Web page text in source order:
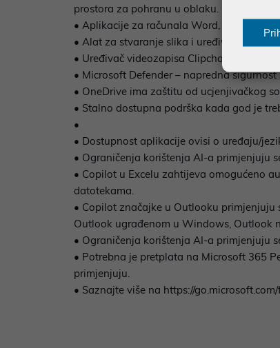
prostora za pohranu u oblaku.
• Aplikacije za računala Word, Exce2,
• Alat za stvaranje slika i uređivač slika s
• Uređivač videozapisa Clipchamp s
• Microsoft Defender – napredna
• OneDrive ima zaštitu od ucjenjivačkog
• Stalno dostupna podrška kada god je
•
• Dostupnost aplikacije ovisi o uređaju/
• Ograničenja korištenja AI-a primjenjuju
• Copilot u Excelu zahtijeva omogućeno
datotekama.
• Copilot značajke u Outlooku primjenjuju
Outlook ugrađenom u Windows, Outlook
• Ograničenja korištenja AI-a primjenjuju
• Potrebna je pretplata na Microsoft 365
primjenjuju.
• Saznajte više na https://